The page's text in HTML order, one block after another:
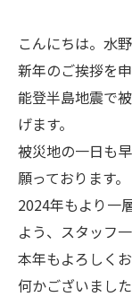
こんにちは。水
新年のご挨拶を申
能登半島地震で
げます。
被災地の一日も
願っております。
2024年もより一
よう、スタッフ
本年もよろしく
何かございまし